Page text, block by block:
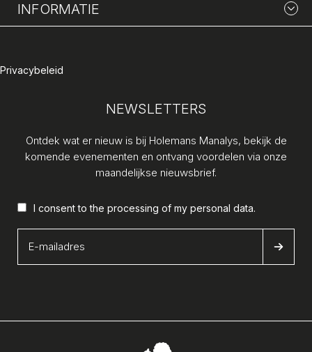
INFORMATIE
Privacybeleid
NEWSLETTERS
Ontdek wat er nieuw is bij Holemans Manalys, bekijk de
komende evenementen en ontvang voordelen via onze
maandelijkse nieuwsbrief.
I consent to the processing of my personal data.